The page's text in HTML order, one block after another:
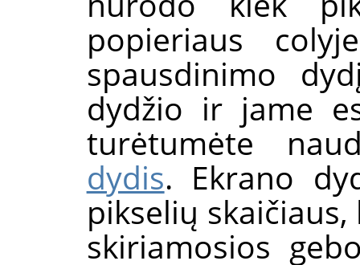
popieriaus
spausdinimo
dydžio ir jame
turėtumėte
dydis. Ekrano
pikselių
skiriamosios